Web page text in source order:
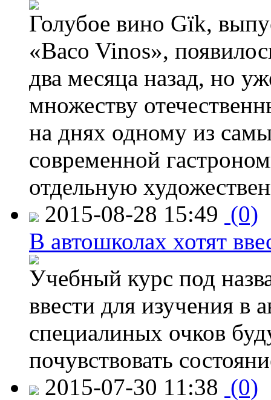
Голубое вино Gïk,
«Baco Vinos»,
два месяца назад, но
множеству
на днях одному из
современной
отдельную
2015-08-28 15:49 (0)
В автошколах хотят
Учебный курс под
ввести для изучения
специалиных очков
почувствовать
2015-07-30 11:38 (0)